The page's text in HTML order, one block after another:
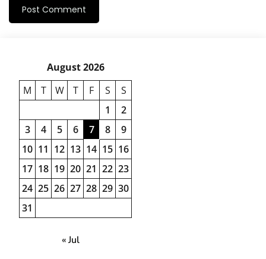
August 2026
M
T W T F S
S
1
2
3
4 5 6 7 8
9
10 11 12 13 14 15 16
17 18 19 20 21 22 23
24 25 26 27 28 29 30
31
« Jul